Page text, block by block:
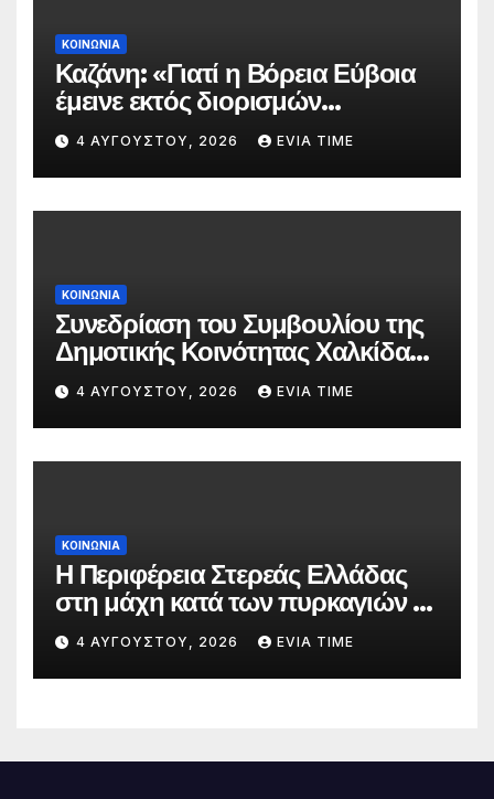
ΚΟΙΝΩΝΙΑ
Καζάνη: «Γιατί η Βόρεια Εύβοια
έμεινε εκτός διορισμών
δασκάλων;»
4 ΑΥΓΟΎΣΤΟΥ, 2026 EVIA TIME
ΚΟΙΝΩΝΙΑ
Συνεδρίαση του Συμβουλίου της
Δημοτικής Κοινότητας Χαλκίδας
την 5 Αυγούστου
4 ΑΥΓΟΎΣΤΟΥ, 2026 EVIA TIME
ΚΟΙΝΩΝΙΑ
Η Περιφέρεια Στερεάς Ελλάδας
στη μάχη κατά των πυρκαγιών –
Δράσεις και στήριξη σε πέντε
περιφερειακές ενότητες
4 ΑΥΓΟΎΣΤΟΥ, 2026 EVIA TIME